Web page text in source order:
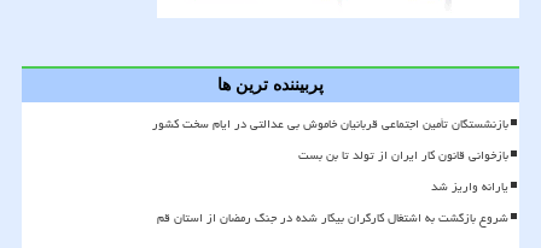
پربیننده ترین ها
بازنشستگان تأمین اجتماعی قربانیان خاموش بی عدالتی در ایام سخت کشور
بازخوانی قانون کار ایران از تولد تا بن بست
یارانه واریز شد
شروع بازگشت به اشتغال کارگران بیکار شده در جنگ رمضان از استان قم